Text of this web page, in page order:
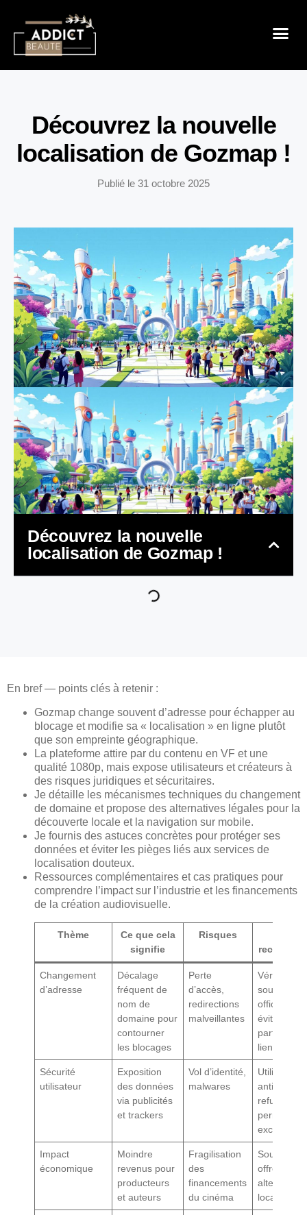
Découvrez la nouvelle
localisation de Gozmap !
Publié le 31 octobre 2025
Découvrez la nouvelle
localisation de Gozmap !
En bref — points clés à retenir :
Gozmap change souvent d’adresse pour échapper au
blocage et modifie sa « localisation » en ligne plutôt
que son empreinte géographique.
La plateforme attire par du contenu en VF et une
qualité 1080p, mais expose utilisateurs et créateurs à
des risques juridiques et sécuritaires.
Je détaille les mécanismes techniques du changement
de domaine et propose des alternatives légales pour la
découverte locale et la navigation sur mobile.
Je fournis des astuces concrètes pour protéger ses
données et éviter les pièges liés aux services de
localisation douteux.
Ressources complémentaires et cas pratiques pour
comprendre l’impact sur l’industrie et les financements
de la création audiovisuelle.
Thème
Ce que cela
signifie
Risques
Changement
d’adresse
Décalage
fréquent de
nom de
domaine pour
contourner
les blocages
Perte
d’accès,
redirections
malveillantes
Vérifier les
sources
officielles
éviter les
partages
liens
Sécurité
utilisateur
Exposition
des données
via publicités
et trackers
Vol d’identité,
malwares
Utiliser un
antivirus et
refuser les
excessives
Impact
économique
Moindre
revenus pour
producteurs
et auteurs
Fragilisation
des
financements
du cinéma
Soutenir
offres
locales